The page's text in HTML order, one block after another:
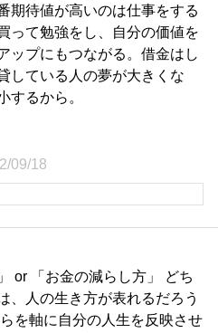
期待値が高いのは仕事をする
って勉強をし、自分の価値を
ップにもつながる。借金はし
している人の夢が大きくな
するから。
09/18
or 「お金の減らし方」 どち
、人の生き方が表れるだろう
を軸に自分の人生を反映させ